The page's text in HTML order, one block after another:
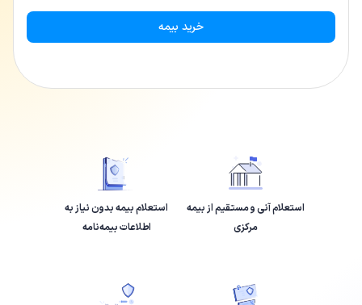
خرید بیمه
استعلام آنی و مستقیم از بیمه
مرکزی
استعلام بیمه بدون نیاز به
اطلاعات بیمه‌نامه